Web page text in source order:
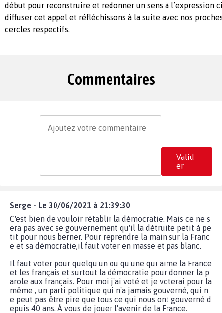
début pour reconstruire et redonner un sens à l’expression
diffuser cet appel et réfléchissons à la suite avec nos
cercles respectifs.
Commentaires
Valid
er
Serge - Le 30/06/2021 à 21:39:30
C'est bien de vouloir rétablir la démocratie. Mais ce ne s
era pas avec se gouvernement qu'il la détruite petit à pe
tit pour nous berner. Pour reprendre la main sur la Franc
e et sa démocratie,il faut voter en masse et pas blanc.
Il faut voter pour quelqu'un ou qu'une qui aime la France
et les français et surtout la démocratie pour donner la p
arole aux français. Pour moi j'ai voté et je voterai pour la
même , un parti politique qui n'a jamais gouverné, qui n
e peut pas être pire que tous ce qui nous ont gouverné d
epuis 40 ans. À vous de jouer l'avenir de la France.